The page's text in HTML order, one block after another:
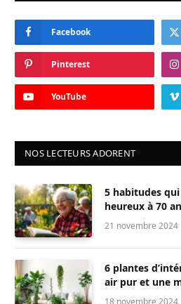
Facebook
Pinterest
YouTube
NOS LECTEURS ADORENT
5 habitudes
heureux à 70
21 novembre 2024
6 plantes
air pur et une
18 novembre 2024